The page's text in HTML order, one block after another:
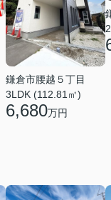
鎌倉市腰越５丁目
3LDK (112.81㎡)
6,680万円